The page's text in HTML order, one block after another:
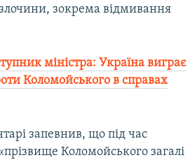
зокрема відмивання
міністра: Україна виграє
Коломойського в справах
запевнив, що під час
Коломойського загалі